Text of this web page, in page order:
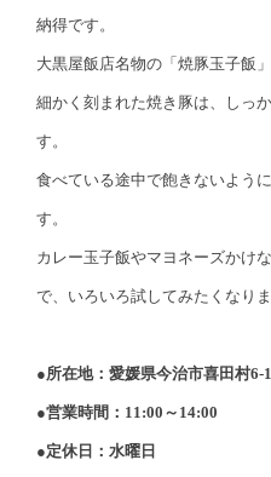
納得です。
大黒屋飯店名物の「焼豚玉子飯
細かく刻まれた焼き豚は、しっ
す。
食べている途中で飽きないよう
す。
カレー玉子飯やマヨネーズかけ
で、いろいろ試してみたくなりま
●所在地：愛媛県今治市喜田村6-
●営業時間：11:00～14:00
●定休日：水曜日